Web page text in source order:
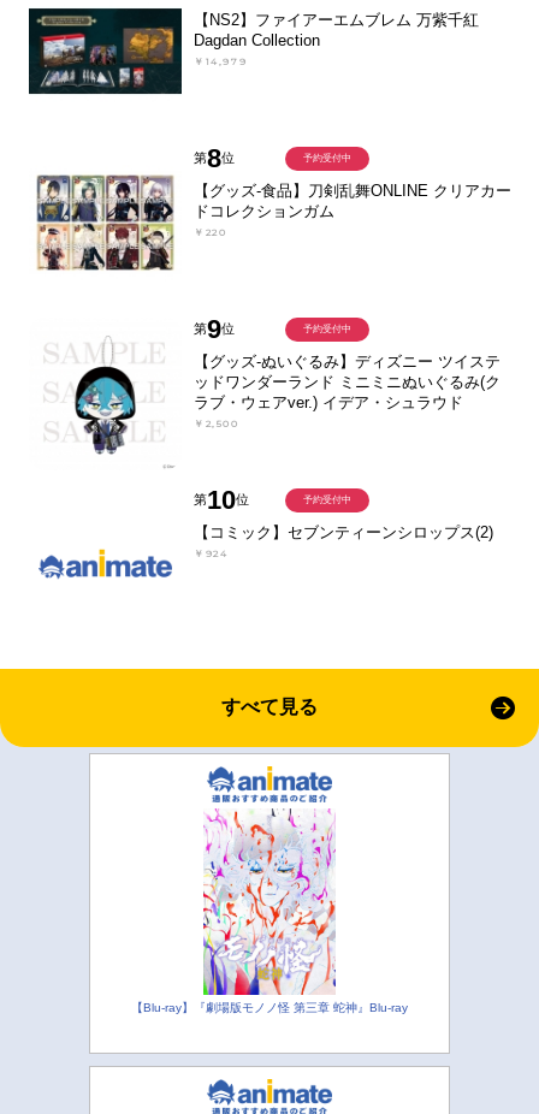
【NS2】ファイアーエムブレム 万紫千紅
Dagdan Collection
￥14,979
第8位
【グッズ-食品】刀剣乱舞ONLINE クリアカー
ドコレクションガム
￥220
予約受付中
第9位
【グッズ-ぬいぐるみ】ディズニー ツイステ
ッドワンダーランド ミニミニぬいぐるみ(ク
ラブ・ウェアver.) イデア・シュラウド
￥2,500
予約受付中
第10位
【コミック】セブンティーンシロップス(2)
￥924
予約受付中
すべて見る
【Blu-ray】『劇場版モノノ怪 第三章 蛇神』Blu-ray